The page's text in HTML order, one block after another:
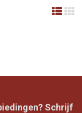
Schrijf